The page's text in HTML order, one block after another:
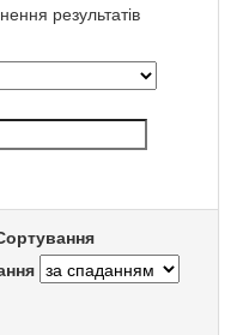
результатів